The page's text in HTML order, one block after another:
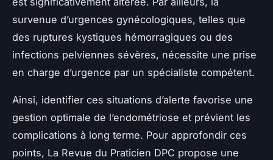
survenue d’urgences gynécologiques, telles que
des ruptures kystiques hémorragiques ou des
infections pelviennes sévères, nécessite une prise
en charge d’urgence par un spécialiste compétent.
Ainsi, identifier ces situations d’alerte favorise une
gestion optimale de l’endométriose et prévient les
complications à long terme. Pour approfondir ces
points, La Revue du Praticien DPC propose une